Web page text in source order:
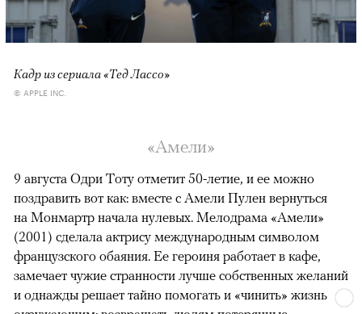
Кадр из сериала «Тед Лассо»
© APPLE INC.
«Амели»
9 августа Одри Тоту отметит 50-летие, и ее можно
поздравить вот как: вместе с Амели Пулен вернуться
на Монмартр начала нулевых. Мелодрама «Амели»
(2001) сделала актрису международным символом
французского обаяния. Ее героиня работает в кафе,
замечает чужие странности лучше собственных желаний
и однажды решает тайно помогать и «чинить» жизнь